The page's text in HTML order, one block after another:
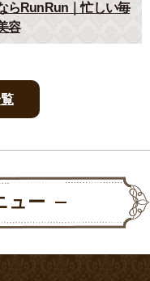
らRunRun｜忙しい毎
容
ュー